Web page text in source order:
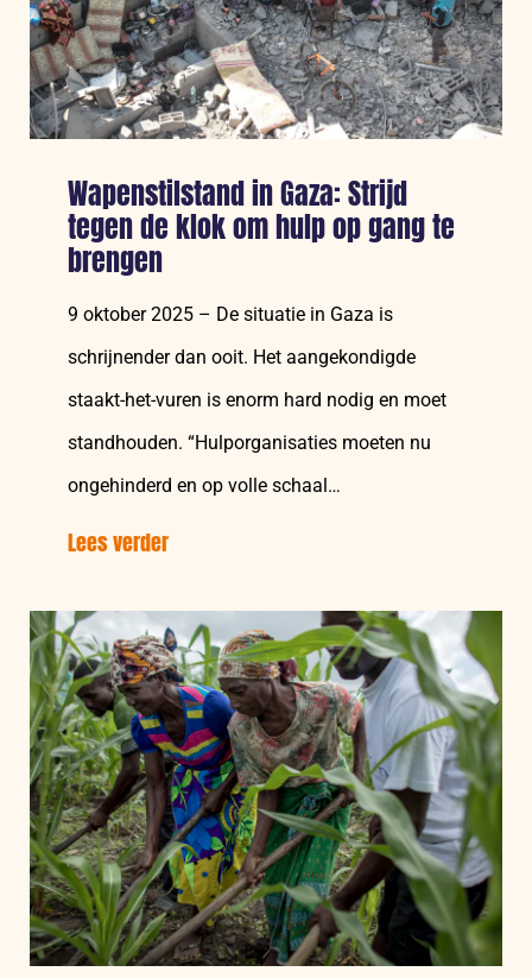
Wapenstilstand in Gaza: Strijd
tegen de klok om hulp op gang te
brengen
9 oktober 2025 – De situatie in Gaza is
schrijnender dan ooit. Het aangekondigde
staakt-het-vuren is enorm hard nodig en moet
standhouden. “Hulporganisaties moeten nu
ongehinderd en op volle schaal…
Lees verder
in
Gaza:
Strijd
tegen
de
klok
om
hulp
op
gang
te
brengen